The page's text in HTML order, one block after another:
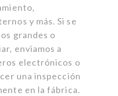
y más. Si se
grandes o
enviamos a
electrónicos o
una inspección
en la fábrica.